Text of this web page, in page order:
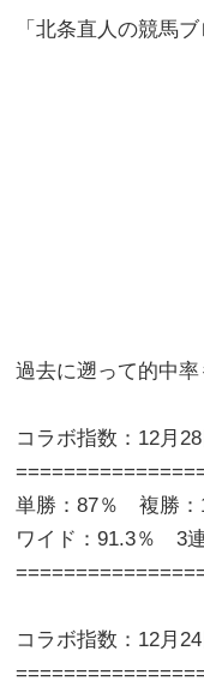
「北条直人の競馬
過去に遡って的中
コラボ指数：12月
単勝：87％ 複勝
ワイド：91.3％ 3
コラボ指数：12月